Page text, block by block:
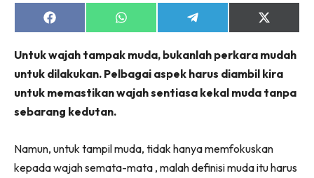
Share
on
Share
on
Share
on
Share
on
(Twitter)
Untuk wajah tampak muda, bukanlah perkara mudah
untuk dilakukan. Pelbagai aspek harus diambil kira
untuk memastikan wajah sentiasa kekal muda tanpa
sebarang kedutan.
Namun, untuk tampil muda, tidak hanya memfokuskan
kepada wajah semata-mata , malah definisi muda itu harus